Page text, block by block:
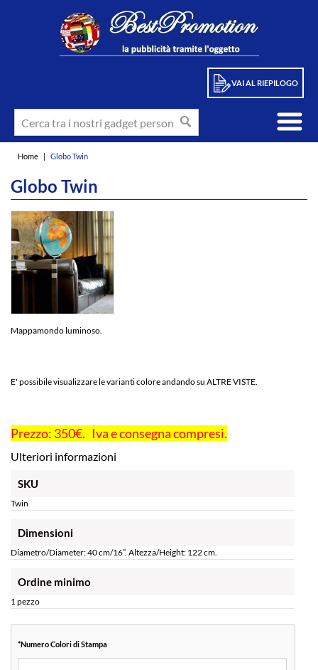
VAI AL RIEPILOGO
Home | Globo Twin
Globo Twin
Mappamondo luminoso.
E' possibile visualizzare le varianti colore andando su ALTRE VISTE.
Prezzo: 350€. Iva e consegna compresi.
Ulteriori informazioni
SKU
Twin
Dimensioni
Diametro/Diameter: 40 cm/16”. Altezza/Height: 122 cm.
Ordine minimo
1 pezzo
*Numero Colori di Stampa